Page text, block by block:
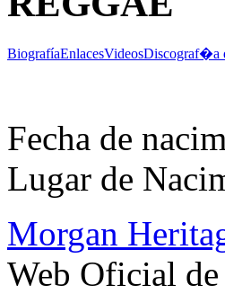
BiografíaEnlacesVideosDiscograf�a
Fecha de
Lugar de
Morgan
Web Oficial